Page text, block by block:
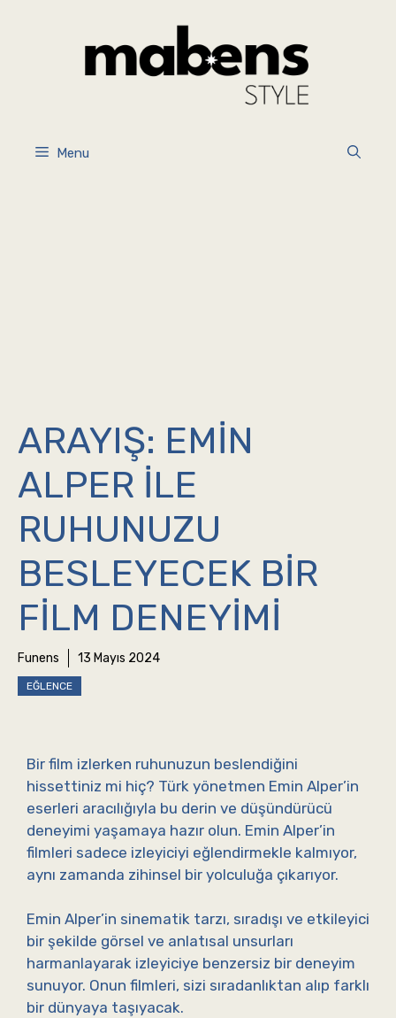
Menu
ARAYIŞ: EMIN
ALPER ILE
RUHUNUZU
BESLEYECEK BIR
FILM DENEYIMI
Funens 13 Mayıs 2024
EĞLENCE
Bir film izlerken ruhunuzun beslendiğini
hissettiniz mi hiç? Türk yönetmen Emin Alper’in
eserleri aracılığıyla bu derin ve düşündürücü
deneyimi yaşamaya hazır olun. Emin Alper’in
filmleri sadece izleyiciyi eğlendirmekle kalmıyor,
aynı zamanda zihinsel bir yolculuğa çıkarıyor.
Emin Alper’in sinematik tarzı, sıradışı ve etkileyici
bir şekilde görsel ve anlatısal unsurları
harmanlayarak izleyiciye benzersiz bir deneyim
sunuyor. Onun filmleri, sizi sıradanlıktan alıp farklı
bir dünyaya taşıyacak.